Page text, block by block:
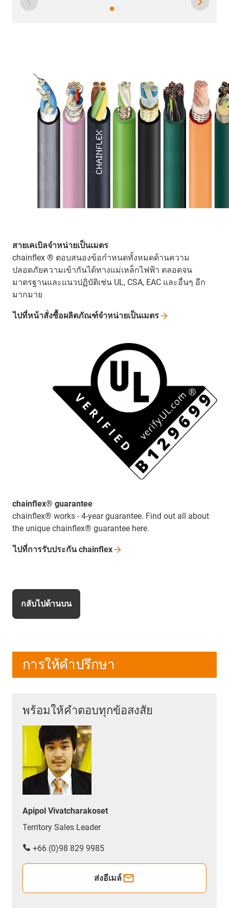
สายเคเบิลจำหน่ายเป็นเมตร
chainflex ® ตอบสนองข้อกำหนดทั้งหมดด้านความ
ปลอดภัยความเข้ากันได้ทางแม่เหล็กไฟฟ้า ตลอดจน
มาตรฐานและแนวปฏิบัติเช่น UL, CSA, EAC และอื่นๆ อีก
มากมาย
ไปที่หน้าสั่งซื้อผลิตภัณฑ์จำหน่ายเป็นเมตร
chainflex® guarantee
chainflex® works - 4-year guarantee. Find out all about
the unique chainflex® guarantee here.
ไปที่การรับประกันchainflex
กลับไปด้านบน
การให้คำปรึกษา
พร้อมให้คำตอบทุกข้อสงสัย
Apipol Vivatcharakoset
Territory Sales Leader
+66 (0)98 829 9985
ส่งอีเมล์